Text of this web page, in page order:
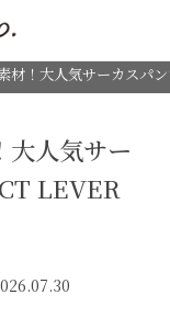
材！大人気サーカスパ
大人気サー
LEVER